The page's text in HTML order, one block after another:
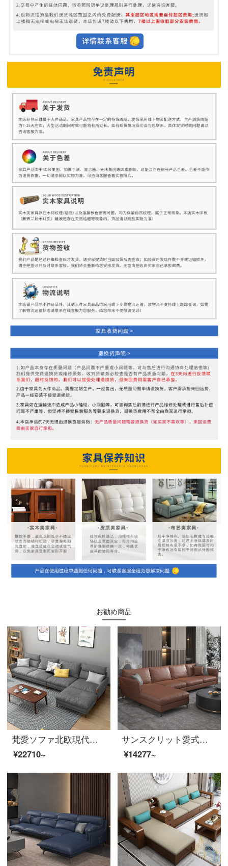
お勧め商品
梵愛ソファ北欧現代簡単ダウンジャケット布芸ソファラテックスソファの木製フレームワークのソファリビングルームの家具セットダブルスペース+シングルアームの色備考
¥22710~
サンスクリット愛式極簡単科学技術三防皮ソファ北欧の軽い贅沢な風の柔らかい体のソファーの組合せの高級な客間の家具の双手すりのシングルブラウン
¥14277~